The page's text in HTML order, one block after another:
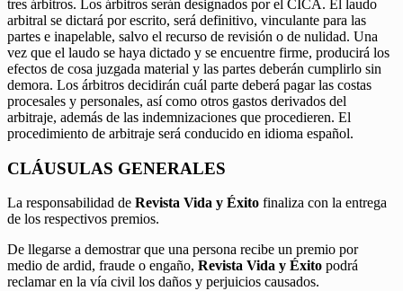
tres árbitros. Los árbitros serán designados por el CICA. El laudo
arbitral se dictará por escrito, será definitivo, vinculante para las
partes e inapelable, salvo el recurso de revisión o de nulidad. Una
vez que el laudo se haya dictado y se encuentre firme, producirá los
efectos de cosa juzgada material y las partes deberán cumplirlo sin
demora. Los árbitros decidirán cuál parte deberá pagar las costas
procesales y personales, así como otros gastos derivados del
arbitraje, además de las indemnizaciones que procedieren. El
procedimiento de arbitraje será conducido en idioma español.
CLÁUSULAS GENERALES
La responsabilidad de Revista Vida y Éxito finaliza con la entrega
de los respectivos premios.
De llegarse a demostrar que una persona recibe un premio por
medio de ardid, fraude o engaño, Revista Vida y Éxito podrá
reclamar en la vía civil los daños y perjuicios causados.